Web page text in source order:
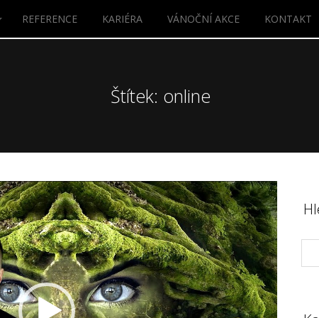
REFERENCE KARIÉRA VÁNOČNÍ AKCE KONTAKT
Štítek: online